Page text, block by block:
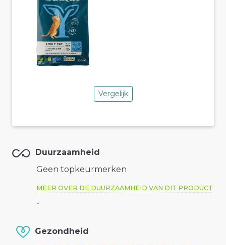
Vergelijk
Duurzaamheid
Geen topkeurmerken
MEER OVER DE DUURZAAMHEID VAN DIT PRODUCT
Gezondheid